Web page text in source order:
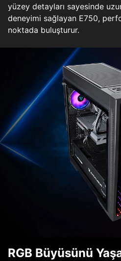
yüzey detayları sayesinde
deneyimi sağlayan E750,
noktada buluşturur.
RGB Büyüsünü